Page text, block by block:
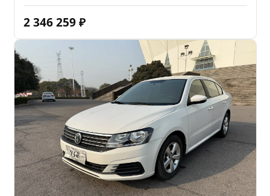
2 346 259 ₽